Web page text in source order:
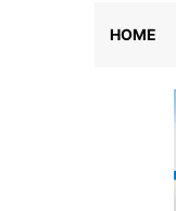
HOME